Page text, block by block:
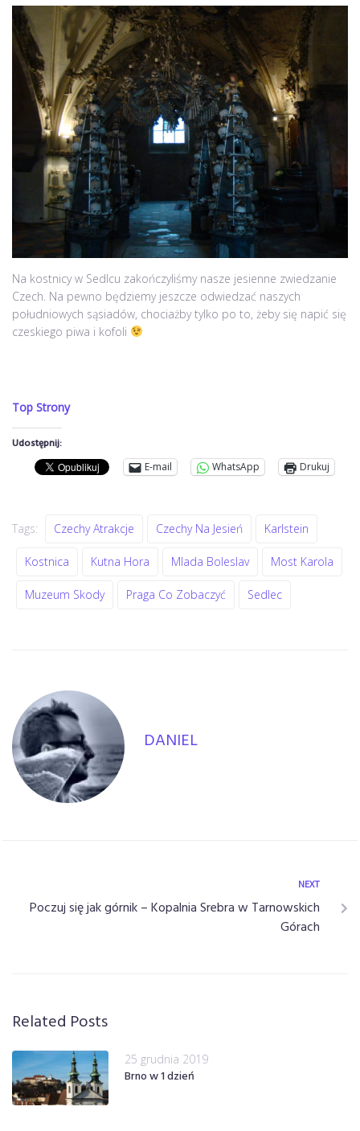
Na kostnicy w Sedlcu zakończyliśmy nasze jesienne zwiedzanie
Czech. Na pewno będziemy jeszcze odwiedzać naszych
południowych sąsiadów, chociażby tylko po to, żeby się napić się
czeskiego piwa i kofoli
Top Strony
Udostępnij:
E-mail WhatsApp Drukuj
Tags: Czechy Atrakcje Czechy Na Jesień Karlstein
Kostnica Kutna Hora Mlada Boleslav Most Karola
Muzeum Skody Praga Co Zobaczyć Sedlec
DANIEL
NEXT
Poczuj się jak górnik – Kopalnia Srebra w Tarnowskich
Górach
Related Posts
25 grudnia 2019
Brno w 1 dzień